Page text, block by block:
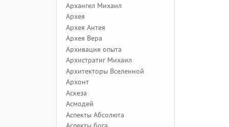
Архангел Михаил
Архея
Архея Антея
Архея Вера
Архивация опыта
Архистратиг Михаил
Архитекторы Вселенной
Архонт
Аскеза
Асмодей
Аспекты Абсолюта